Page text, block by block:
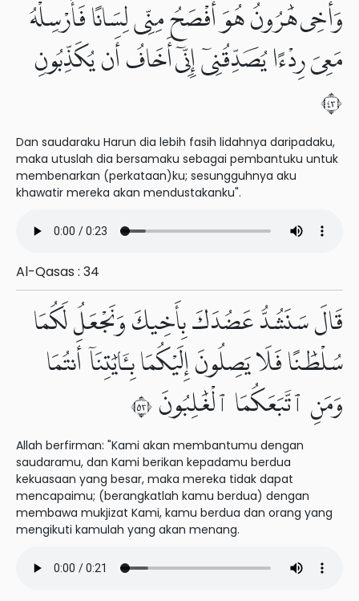
وَأَخِى هَٰرُونُ هُوَ أَفْصَحُ مِنِّى لِسَانًا فَأَرْسِلْهُ
مَعِىَ رِدْءًا يُصَدِّقُنِىٓ إِنِّىٓ أَخَافُ أَن يُكَذِّبُونِ
٣٤
Dan saudaraku Harun dia lebih fasih lidahnya daripadaku,
maka utuslah dia bersamaku sebagai pembantuku untuk
membenarkan (perkataan)ku; sesungguhnya aku
khawatir mereka akan mendustakanku".
Al-Qasas : 34
قَالَ سَنَشُدُّ عَضُدَكَ بِأَخِيكَ وَنَجْعَلُ لَكُمَا
سُلْطَٰنًا فَلَا يَصِلُونَ إِلَيْكُمَا بِـَٔايَٰتِنَآ أَنتُمَا
وَمَنِ ٱتَّبَعَكُمَا ٱلْغَٰلِبُونَ ٣٥
Allah berfirman: "Kami akan membantumu dengan
saudaramu, dan Kami berikan kepadamu berdua
kekuasaan yang besar, maka mereka tidak dapat
mencapaimu; (berangkatlah kamu berdua) dengan
membawa mukjizat Kami, kamu berdua dan orang yang
mengikuti kamulah yang akan menang.